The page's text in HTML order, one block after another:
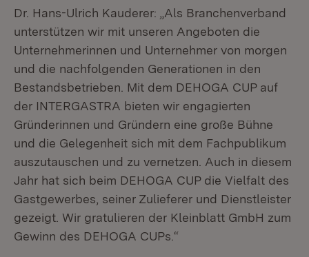
Dr. Hans-Ulrich Kauderer: „Als Branchenverband
unterstützen wir mit unseren Angeboten die
Unternehmerinnen und Unternehmer von morgen
und die nachfolgenden Generationen in den
Bestandsbetrieben. Mit dem DEHOGA CUP auf
der INTERGASTRA bieten wir engagierten
Gründerinnen und Gründern eine große Bühne
und die Gelegenheit sich mit dem Fachpublikum
auszutauschen und zu vernetzen. Auch in diesem
Jahr hat sich beim DEHOGA CUP die Vielfalt des
Gastgewerbes, seiner Zulieferer und Dienstleister
gezeigt. Wir gratulieren der Kleinblatt GmbH zum
Gewinn des DEHOGA CUPs.“